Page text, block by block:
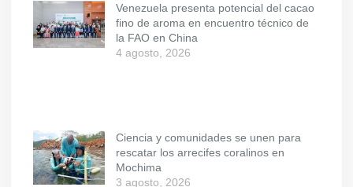
Venezuela presenta potencial del cacao
fino de aroma en encuentro técnico de
la FAO en China
4 agosto, 2026
Ciencia y comunidades se unen para
rescatar los arrecifes coralinos en
Mochima
3 agosto, 2026